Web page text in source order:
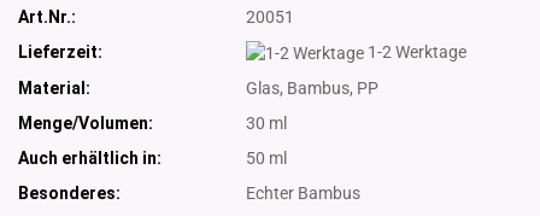
Art.Nr.:
20051
Lieferzeit:
1-2 Werktage
Material:
Glas, Bambus, PP
Menge/Volumen:
30 ml
Auch erhältlich in:
50 ml
Besonderes:
Echter Bambus